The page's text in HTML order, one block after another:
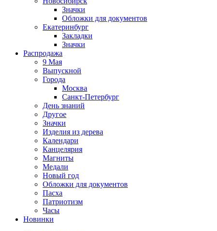
Значки
Обложки для документов
Екатеринбург
Закладки
Значки
Распродажа
9 Мая
Выпускной
Города
Москва
Санкт-Петербург
День знаний
Другое
Значки
Изделия из дерева
Календари
Канцелярия
Магниты
Медали
Новый год
Обложки для документов
Пасха
Патриотизм
Часы
Новинки